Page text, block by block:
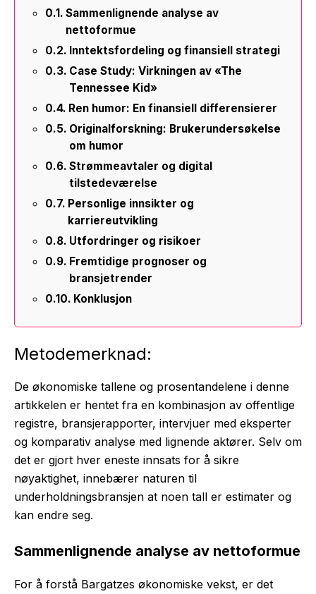
Sammenlignende analyse av
nettoformue
Inntektsfordeling og finansiell strategi
Case Study: Virkningen av «The
Tennessee Kid»
Ren humor: En finansiell differensierer
Originalforskning: Brukerundersøkelse
om humor
Strømmeavtaler og digital
tilstedeværelse
Personlige innsikter og
karriereutvikling
Utfordringer og risikoer
Fremtidige prognoser og
bransjetrender
Konklusjon
Metodemerknad:
De økonomiske tallene og prosentandelene i denne
artikkelen er hentet fra en kombinasjon av offentlige
registre, bransjerapporter, intervjuer med eksperter
og komparativ analyse med lignende aktører. Selv om
det er gjort hver eneste innsats for å sikre
nøyaktighet, innebærer naturen til
underholdningsbransjen at noen tall er estimater og
kan endre seg.
Sammenlignende analyse av nettoformue
For å forstå Bargatzes økonomiske vekst, er det